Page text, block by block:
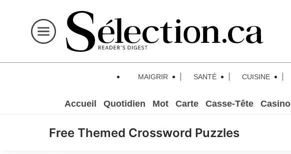
MAIGRIR SANTÉ CUISINE
Accueil Quotidien Mot Carte Casse-Tête Casino
Free Themed Crossword Puzzles